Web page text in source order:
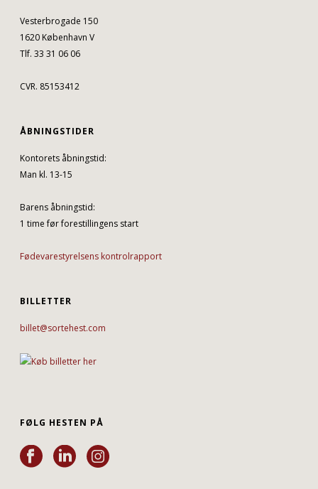
Vesterbrogade 150
1620 København V
Tlf. 33 31 06 06
CVR. 85153412
ÅBNINGSTIDER
Kontorets åbningstid:
Man kl. 13-15
Barens åbningstid:
1 time før forestillingens start
Fødevarestyrelsens kontrolrapport
BILLETTER
billet@sortehest.com
FØLG HESTEN PÅ